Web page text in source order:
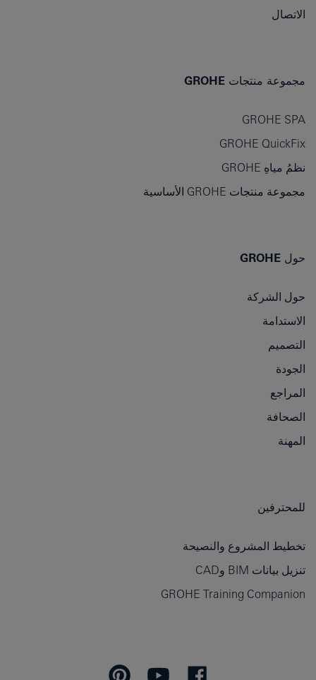
الاتصال
مجموعة منتجات GROHE
GROHE SPA
GROHE QuickFix
نظمُ مياهِ GROHE
مجموعة منتجات GROHE الأساسية
حول GROHE
حول الشركة
الاستدامة
التصميم
الجودة
المراجع
الصحافة
المهنة
للمحترفين
تخطيط المشروع والنصيحة
تنزيل بيانات BIM وCAD
GROHE Training Companion